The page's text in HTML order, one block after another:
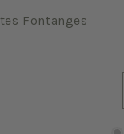
Fontanges